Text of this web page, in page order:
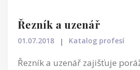
Řezník a uzenář
01.07.2018 Katalog profesí
Řezník a uzenář zajišťuje